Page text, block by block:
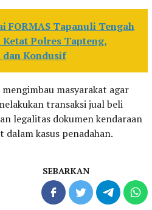
FORMAS Tapanuli Tengah
Polres Tapteng,
dan Kondusif
masyarakat agar
transaksi jual beli
legalitas dokumen kendaraan
kasus penadahan.
SEBARKAN